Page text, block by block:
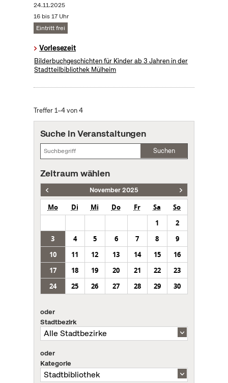
24.11.2025
16 bis 17 Uhr
Eintritt frei
Vorlesezeit
Bilderbuchgeschichten für Kinder ab 3 Jahren in der
Stadtteilbibliothek Mülheim
Treffer 1–4 von 4
Suche in Veranstaltungen
Suchen
Zeitraum wählen
November 2025
Mo Di Mi Do Fr Sa
So
1
2
3
4 5 6 7 8
9
10
11 12 13 14 15
16
17
18 19 20 21 22
23
24
25 26 27 28 29 30
oder
Stadtbezirk
oder
Kategorie